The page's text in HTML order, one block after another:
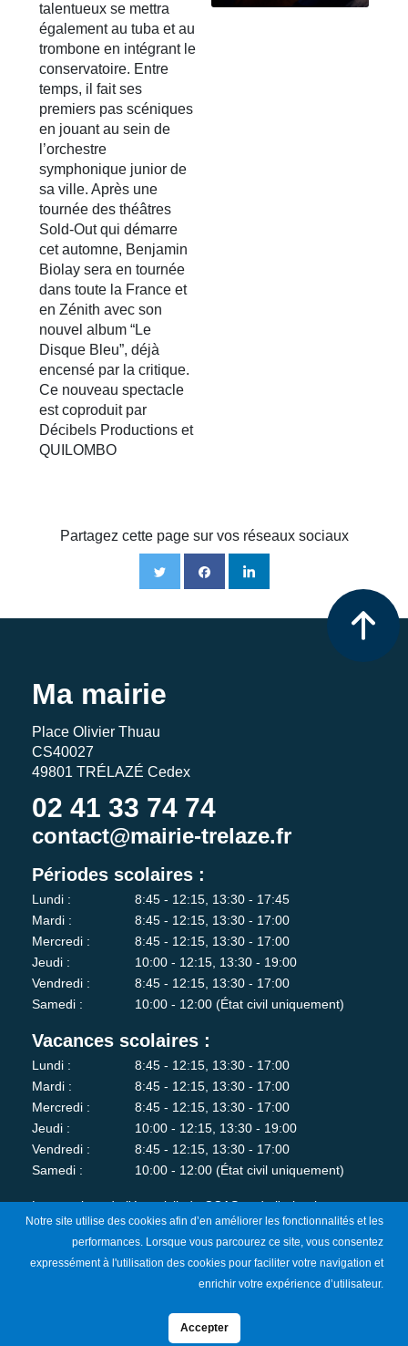
talentueux se mettra
également au tuba et au
trombone en intégrant le
conservatoire. Entre
temps, il fait ses
premiers pas scéniques
en jouant au sein de
l’orchestre
symphonique junior de
sa ville. Après une
tournée des théâtres
Sold-Out qui démarre
cet automne, Benjamin
Biolay sera en tournée
dans toute la France et
en Zénith avec son
nouvel album “Le
Disque Bleu”, déjà
encensé par la critique.
Ce nouveau spectacle
est coproduit par
Décibels Productions et
QUILOMBO
Partagez cette page sur vos réseaux sociaux
Ma mairie
Place Olivier Thuau
CS40027
49801 TRÉLAZÉ Cedex
02 41 33 74 74
contact@mairie-trelaze.fr
Périodes scolaires :
Lundi :
8:45 - 12:15, 13:30 - 17:45
Mardi :
8:45 - 12:15, 13:30 - 17:00
Mercredi :
8:45 - 12:15, 13:30 - 17:00
Jeudi :
10:00 - 12:15, 13:30 - 19:00
Vendredi :
8:45 - 12:15, 13:30 - 17:00
Samedi :
10:00 - 12:00 (État civil uniquement)
Vacances scolaires :
Lundi :
8:45 - 12:15, 13:30 - 17:00
Mardi :
8:45 - 12:15, 13:30 - 17:00
Mercredi :
8:45 - 12:15, 13:30 - 17:00
Jeudi :
10:00 - 12:15, 13:30 - 19:00
Vendredi :
8:45 - 12:15, 13:30 - 17:00
Samedi :
10:00 - 12:00 (État civil uniquement)
Les services de l'état-civil, du CCAS et de l'urbanisme sont
fermés au public le lundi matin.
Je m'abonne à la newsletter
Notre site utilise des cookies afin d’en améliorer les fonctionnalités et les
performances. Lorsque vous parcourez ce site, vous consentez
expressément à l'utilisation des cookies pour faciliter votre navigation et
enrichir votre expérience d’utilisateur.
Accepter